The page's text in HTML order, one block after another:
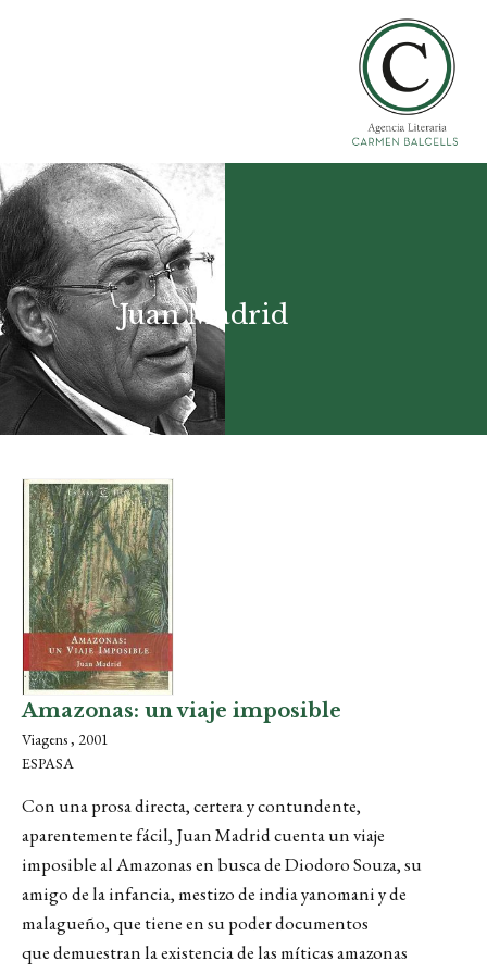
Juan Madrid
Amazonas: un viaje imposible
Viagens , 2001
ESPASA
Con una prosa directa, certera y contundente,
aparentemente fácil, Juan Madrid cuenta un viaje
imposible al Amazonas en busca de Diodoro Souza, su
amigo de la infancia, mestizo de india yanomani y de
malagueño, que tiene en su poder documentos
que demuestran la existencia de las míticas amazonas